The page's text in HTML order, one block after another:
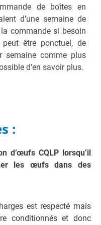
de boîtes en
d’une semaine de
commande si besoin
être ponctuel, de
semaine comme plus
d’en savoir plus.
:
d’œufs CQLP lorsqu’il
les œufs dans des
est respecté mais
conditionnés et donc